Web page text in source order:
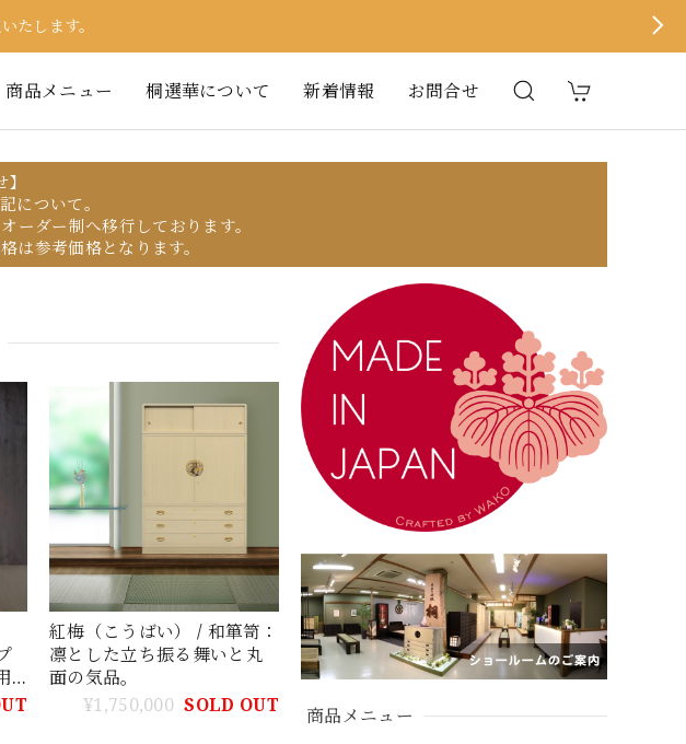
たします。
商品メニュー 桐選華について 新着情報 お問合せ
について。
ーダー制へ移行しております。
は参考価格となります。
商品メニュー
紅梅（こうばい） / 和箪笥：
凛とした立ち振る舞いと丸
面の気品。
¥1,750,000 SOLD OUT